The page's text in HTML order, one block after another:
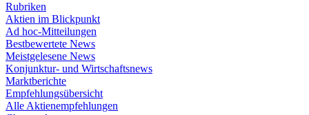
Rubriken
Aktien im Blickpunkt
Ad hoc-Mitteilungen
Bestbewertete News
Meistgelesene News
Konjunktur- und Wirtschaftsnews
Marktberichte
Empfehlungsübersicht
Alle Aktienempfehlungen